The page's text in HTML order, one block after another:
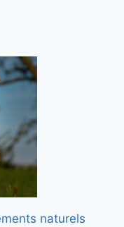
naturels